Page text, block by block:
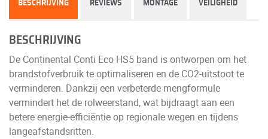
BESCHRIJVING REVIEWS MONTAGE VEILIGHEID
BESCHRIJVING
De Continental Conti Eco HS5 band is ontworpen om het
brandstofverbruik te optimaliseren en de CO2-uitstoot te
verminderen. Dankzij een verbeterde mengformule
vermindert het de rolweerstand, wat bijdraagt aan een
betere energie-efficiëntie op regionale wegen en tijdens
langeafstandsritten.